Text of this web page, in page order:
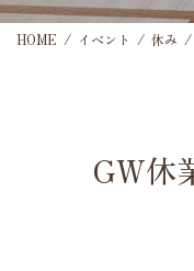
HOME イベント 休み
GW